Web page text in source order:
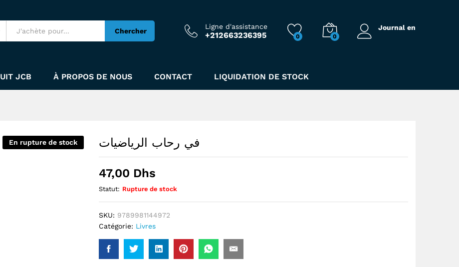
Chercher
Ligne d'assistance
+212663236395 0 0
Journal en
JCB À PROPOS DE NOUS CONTACT LIQUIDATION DE STOCK
En rupture de stock في رحاب الرياضيات
47,00 Dhs
Statut: Rupture de stock
SKU: 9789981144972
Catégorie: Livres